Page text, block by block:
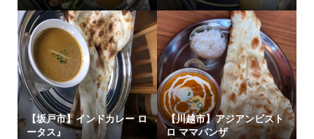
【坂戸市】インドカレー ロ
ータス』
【川越市】アジアンビスト
ロ ママバンザ